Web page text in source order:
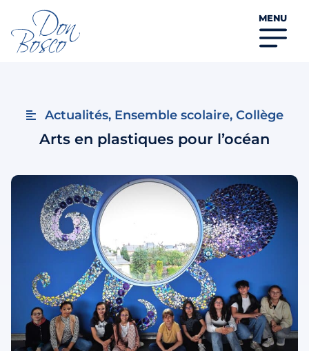
MENU
Actualités, Ensemble scolaire, Collège
Arts en plastiques pour l’océan